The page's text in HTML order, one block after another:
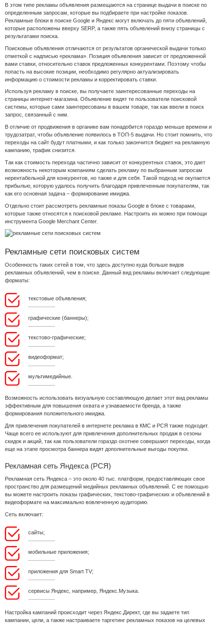
В этом типе рекламы объявления размещаются на странице выдачи в поиске по
определенным запросам, которые вы подбираете при настройке показов.
Рекламные блоки в поиске Google и Яндекс могут включать до пяти объявлений,
которые расположены вверху SERP, а также пять объявлений внизу страницы с
результатами поиска.
Поисковые объявления отличаются от результатов органической выдачи только
отметкой с надписью «реклама». Позиция объявления зависит от предложенной
вами ставки, относительно ставок предложенных конкурентами. Поэтому чтобы
попасть на высокие позиции, необходимо регулярно актуализировать
информацию о стоимости рекламы и корректировать ставки.
Используя рекламу в поиске, вы получаете заинтересованные переходы на
страницы интернет-магазина. Объявление видят те пользователи поисковой
системы, которые сами заинтересованы в вашем товаре, так как ввели в поиск
запрос, связанный с ним.
В отличие от продвижения в органике вам понадобится гораздо меньше времени и
трудозатрат, чтобы объявление появилось в ТОП-5 выдачи. Но стоит помнить, что
переходы на сайт будут платными, и как только закончится бюджет на рекламную
кампанию, трафик снизится.
Так как стоимость перехода частично зависит от конкурентных ставок, это дает
возможность некоторым компаниям сделать рекламу по выбранным запросам
нерентабельной для конкурентов, но также и для себя. Такой подход не окупается
прибылью, которую удалось получить благодаря привлеченным покупателям, так
как его основная задача – формирование имиджа.
Отдельно стоит рассмотреть рекламные показы Google в блоке с товарами,
которые также относятся к поисковой рекламе. Настроить их можно при помощи
инструмента Google Merchant Center.
Рекламные сети поисковых систем
Особенность таких сетей в том, что здесь доступно куда больше видов
рекламных объявлений, чем в поиске. Данный вид рекламы включает следующие
форматы:
текстовые объявления;
графические (баннеры);
текстово-графические;
видеоформат;
мультимедийные.
Возможность использовать визуальную составляющую делает этот вид рекламы
эффективным для повышения охвата и узнаваемости бренда, а также
формирования положительного имиджа.
Для привлечения покупателей в интернете реклама в КМС и РСЯ также подходит.
Чаще всего ее используют для привлечения дополнительных продаж в сезоны
скидок и акций, так как пользователи гораздо охотнее совершают переходы, когда
еще на этапе просмотра баннера видят дополнительные выгоды покупки.
Рекламная сеть Яндекса (РСЯ)
Рекламная сеть Яндекса – это около 40 тыс. платформ, предоставляющих свое
пространство для размещений медийных рекламных объявлений. С ее помощью
вы можете настроить показы графических, текстово-графических и объявлений в
видеоформате на максимально вовлеченную аудиторию.
Сеть включает:
сайты;
мобильные приложения;
приложения для Smart TV;
сервисы Яндекс, например, Яндекс.Музыка.
Настройка кампаний происходит через Яндекс.Директ, где вы задаете тип
кампании, цели, а также настраиваете таргетинг рекламных показов на целевых